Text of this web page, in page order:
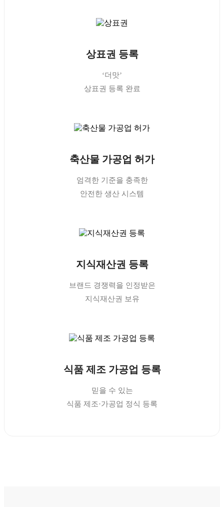
상표권 등록
‘더맛’
상표권 등록 완료
축산물 가공업 허가
엄격한 기준을 충족한
안전한 생산 시스템
지식재산권 등록
브랜드 경쟁력을 인정받은
지식재산권 보유
식품 제조 가공업 등록
믿을 수 있는
식품 제조·가공업 정식 등록